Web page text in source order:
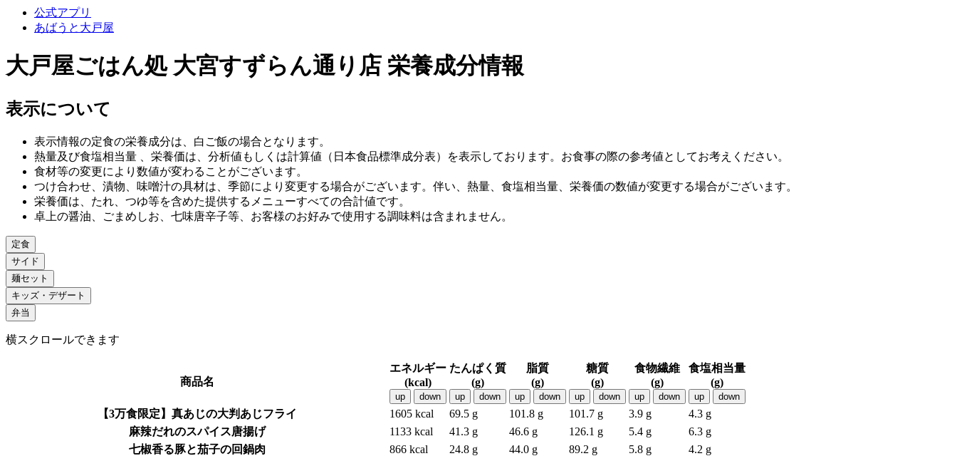
公式アプリ
あばうと大戸屋
大戸屋ごはん処 大宮すずらん通り店 栄養成分情報
表示について
表示情報の定食の栄養成分は、白ご飯の場合となります。
熱量及び食塩相当量 、栄養価は、分析値もしくは計算値（日本食品標準成分表）を表示しております。お食事の際の参考値としてお考えください。
食材等の変更により数値が変わることがございます。
つけ合わせ、漬物、味噌汁の具材は、季節により変更する場合がございます。伴い、熱量、食塩相当量、栄養価の数値が変更する場合がございます。
栄養価は、たれ、つゆ等を含めた提供するメニューすべての合計値です。
卓上の醤油、ごまめしお、七味唐辛子等、お客様のお好みで使用する調味料は含まれません。
定食
サイド
麺セット
キッズ・デザート
弁当
横スクロールできます
商品名
エネルギー
(kcal)
up down
たんぱく質
(g)
up down
脂質
(g)
up down
糖質
(g)
up down
食物繊維
(g)
up down
食塩相当量
(g)
up down
【3万食限定】真あじの大判あじフライ 1605 kcal 69.5 g 101.8 g 101.7 g 3.9 g
4.3 g
麻辣だれのスパイス唐揚げ
1133 kcal 41.3 g 46.6 g 126.1 g 5.4 g
6.3 g
七椒香る豚と茄子の回鍋肉
866 kcal 24.8 g 44.0 g 89.2 g 5.8 g
4.2 g